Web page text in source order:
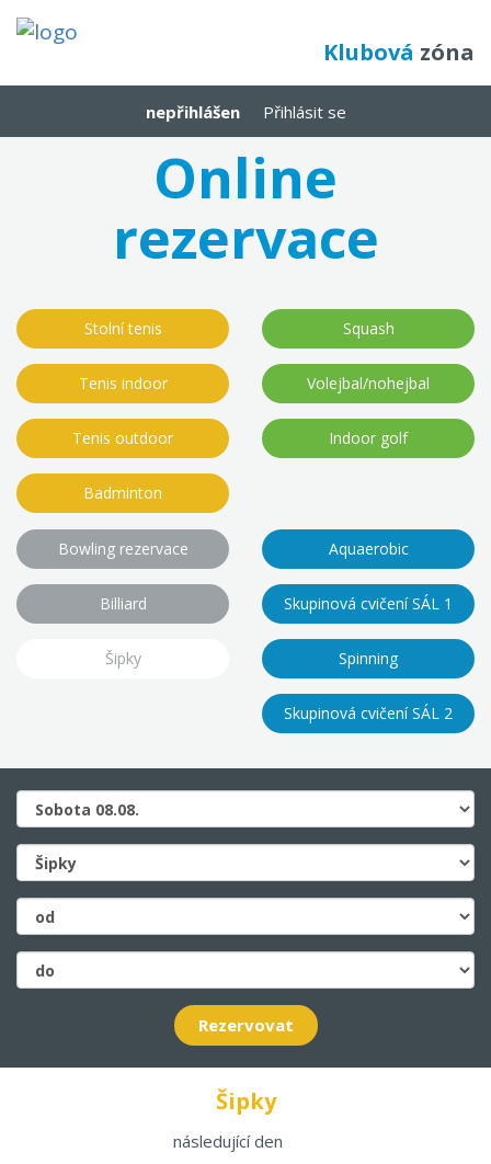
Klubová zóna
nepřihlášen Přihlásit se
Online
rezervace
Stolní tenis
Tenis indoor
Tenis outdoor
Badminton
Squash
Volejbal/nohejbal
Indoor golf
Bowling rezervace
Billiard
Šipky
Aquaerobic
Skupinová cvičení SÁL 1
Spinning
Skupinová cvičení SÁL 2
Rezervovat
Šipky
následující den